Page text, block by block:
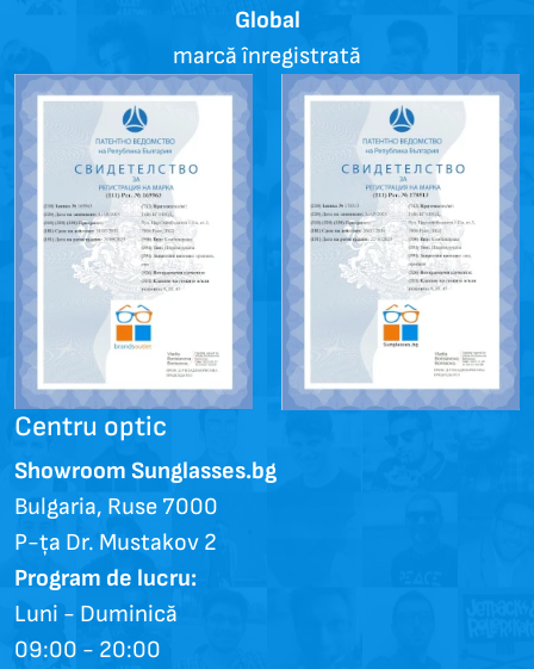
Global
marcă înregistrată
Centru optic
Showroom Sunglasses.bg
Bulgaria, Ruse 7000
P-ța Dr. Mustakov 2
Program de lucru:
Luni - Duminică
09:00 - 20:00